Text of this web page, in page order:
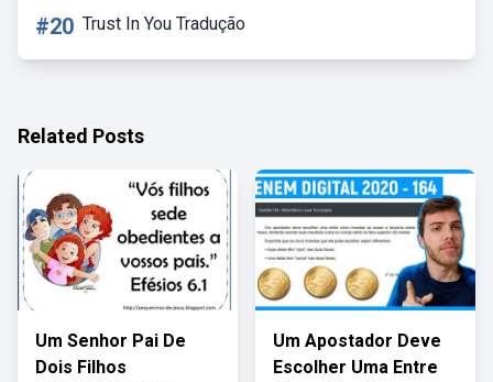
#20 Trust In You Tradução
Related Posts
Um Senhor Pai De
Dois Filhos
Um Apostador Deve
Escolher Uma Entre